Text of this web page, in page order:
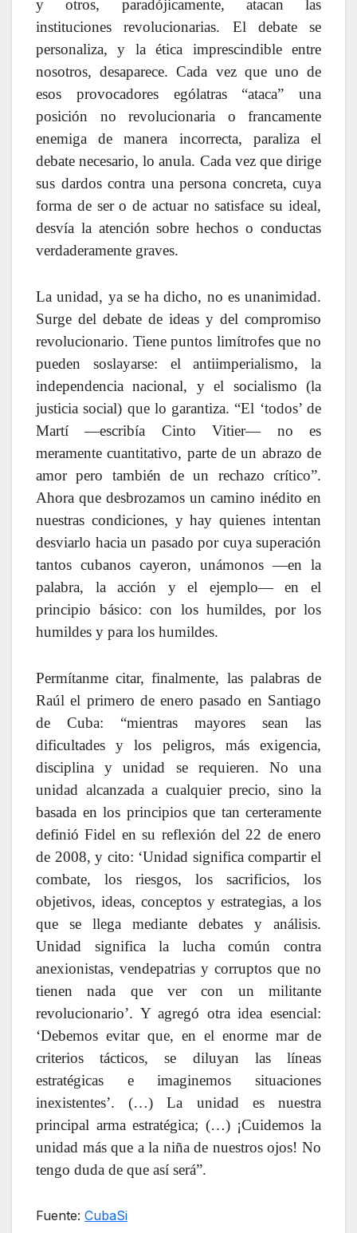
y otros, paradójicamente, atacan las
instituciones revolucionarias. El debate se
personaliza, y la ética imprescindible entre
nosotros, desaparece. Cada vez que uno de
esos provocadores ególatras “ataca” una
posición no revolucionaria o francamente
enemiga de manera incorrecta, paraliza el
debate necesario, lo anula. Cada vez que dirige
sus dardos contra una persona concreta, cuya
forma de ser o de actuar no satisface su ideal,
desvía la atención sobre hechos o conductas
verdaderamente graves.
La unidad, ya se ha dicho, no es unanimidad.
Surge del debate de ideas y del compromiso
revolucionario. Tiene puntos limítrofes que no
pueden soslayarse: el antiimperialismo, la
independencia nacional, y el socialismo (la
justicia social) que lo garantiza. “El ‘todos’ de
Martí —escribía Cinto Vitier— no es
meramente cuantitativo, parte de un abrazo de
amor pero también de un rechazo crítico”.
Ahora que desbrozamos un camino inédito en
nuestras condiciones, y hay quienes intentan
desviarlo hacia un pasado por cuya superación
tantos cubanos cayeron, unámonos —en la
palabra, la acción y el ejemplo— en el
principio básico: con los humildes, por los
humildes y para los humildes.
Permítanme citar, finalmente, las palabras de
Raúl el primero de enero pasado en Santiago
de Cuba: “mientras mayores sean las
dificultades y los peligros, más exigencia,
disciplina y unidad se requieren. No una
unidad alcanzada a cualquier precio, sino la
basada en los principios que tan certeramente
definió Fidel en su reflexión del 22 de enero
de 2008, y cito: ‘Unidad significa compartir el
combate, los riesgos, los sacrificios, los
objetivos, ideas, conceptos y estrategias, a los
que se llega mediante debates y análisis.
Unidad significa la lucha común contra
anexionistas, vendepatrias y corruptos que no
tienen nada que ver con un militante
revolucionario’. Y agregó otra idea esencial:
‘Debemos evitar que, en el enorme mar de
criterios tácticos, se diluyan las líneas
estratégicas e imaginemos situaciones
inexistentes’. (…) La unidad es nuestra
principal arma estratégica; (…) ¡Cuidemos la
unidad más que a la niña de nuestros ojos! No
tengo duda de que así será”.
Fuente: CubaSi